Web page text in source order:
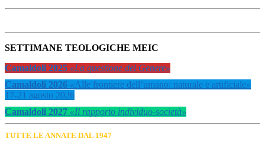
SETTIMANE TEOLOGICHE MEIC
Camaldoli 2025 «La questione del Genere»
Camaldoli 2026 «Alle frontiere dell’umano: naturale e artificiale»
17-21 agosto 2026
Camaldoli 2027 «Il rapporto individuo-società»
TUTTE LE ANNATE DAL 1947